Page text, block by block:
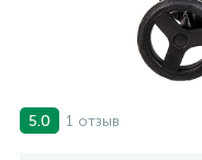
5.0 1 отзыв